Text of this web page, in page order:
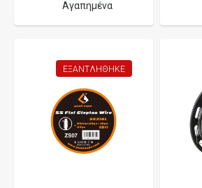
Αγαπημένα
ΕΞΑΝΤΛΉΘΗΚΕ